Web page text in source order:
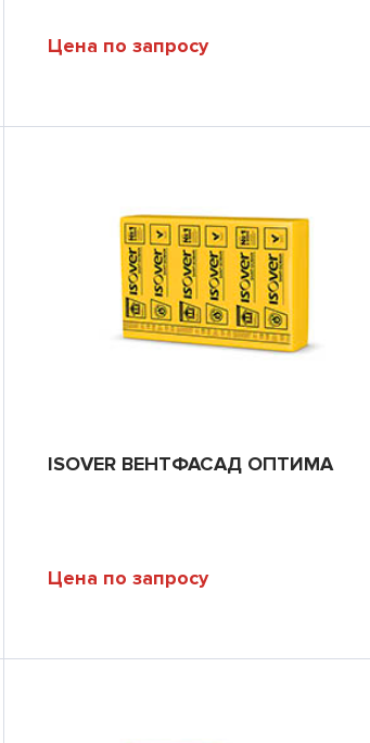
Цена по запросу
ISOVER ВЕНТФАСАД ОПТИМА
Цена по запросу